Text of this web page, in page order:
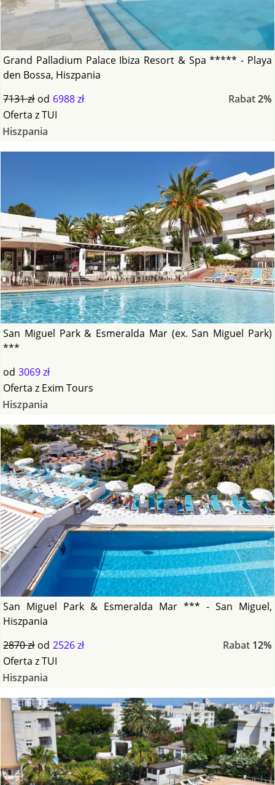
Grand Palladium Palace Ibiza Resort & Spa ***** - Playa
den Bossa, Hiszpania
7131 zł od 6988 zł Rabat2%
Oferta zTUI
Hiszpania
San Miguel Park & Esmeralda Mar (ex. San Miguel Park)
***
od 3069 zł
Oferta z Exim Tours
Hiszpania
San Miguel Park & Esmeralda Mar *** - San Miguel,
Hiszpania
2870 zł od 2526 zł Rabat 12%
Oferta zTUI
Hiszpania